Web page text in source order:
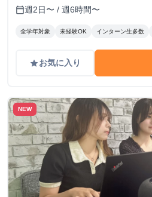
calendar_today週2日〜 / 週6時間〜
全学年対象 未経験OK インターン生多数
gradeお気に入り
NEW